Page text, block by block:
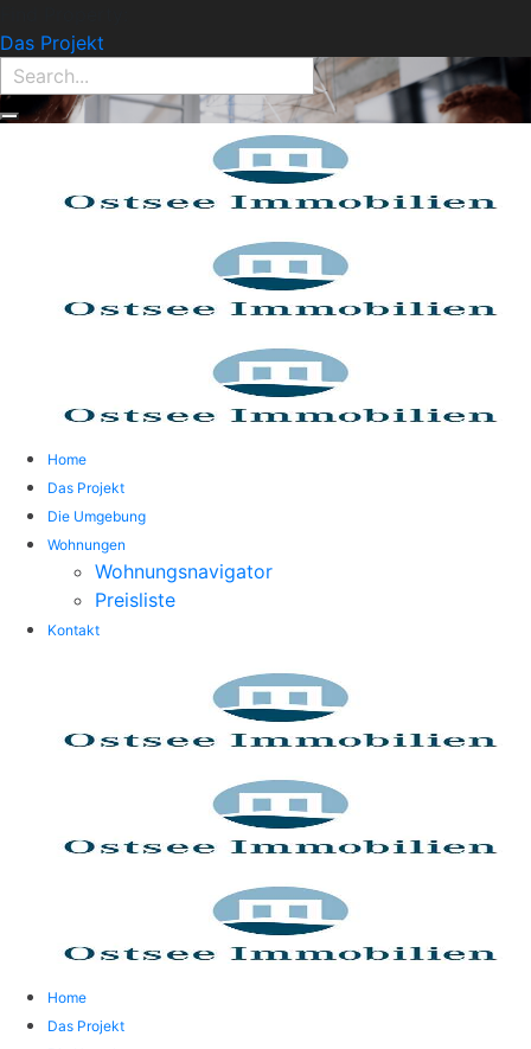
Das Projekt
Home
Das Projekt
Die Umgebung
Wohnungen
Wohnungsnavigator
Preisliste
Kontakt
Home
Das Projekt